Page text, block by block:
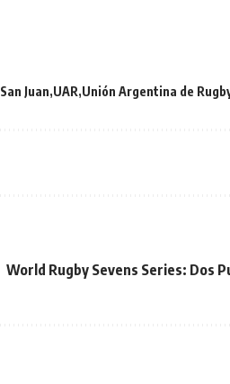
San Juan UAR Unión Argentina de
World Rugby Sevens Series: Dos